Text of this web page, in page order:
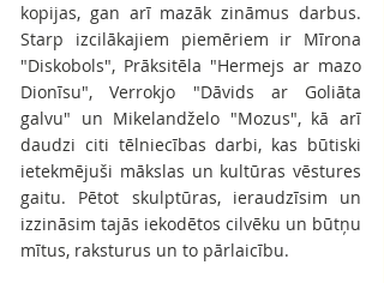
kopijas, gan arī mazāk zināmus darbus.
Starp izcilākajiem piemēriem ir Mīrona
"Diskobols", Prāksitēla "Hermejs ar mazo
Dionīsu", Verrokjo "Dāvids ar Goliāta
galvu" un Mikelandželo "Mozus", kā arī
daudzi citi tēlniecības darbi, kas būtiski
ietekmējuši mākslas un kultūras vēstures
gaitu. Pētot skulptūras, ieraudzīsim un
izzināsim tajās iekodētos cilvēku un būtņu
mītus, raksturus un to pārlaicību.